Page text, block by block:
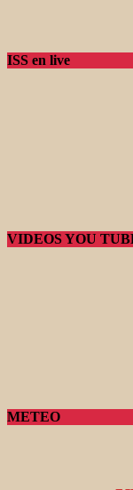
ISS en live
VIDEOS YOU
METEO